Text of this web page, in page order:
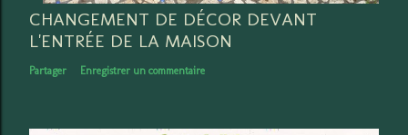
CHANGEMENT DE DÉCOR DEVANT
L'ENTRÉE DE LA MAISON
Partager Enregistrer un commentaire